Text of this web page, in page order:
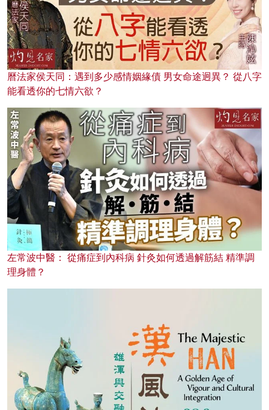
曆法家侯天同：遇到多少感情姻緣債 男女命途迥異？ 從八字
能看透你的七情六欲？
左常波中醫： 從痛症到內科病 針灸如何透過解筋結 精準調
理身體？